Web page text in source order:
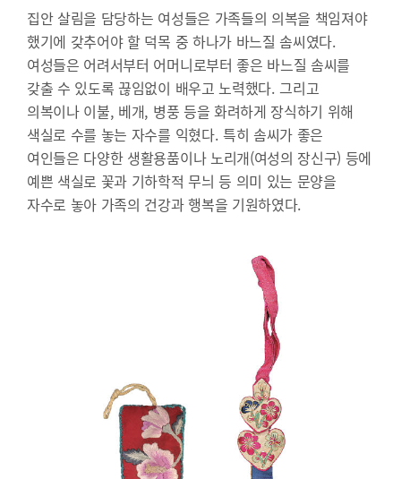
집안 살림을 담당하는 여성들은 가족들의 의복을 책임져야
했기에 갖추어야 할 덕목 중 하나가 바느질 솜씨였다.
여성들은 어려서부터 어머니로부터 좋은 바느질 솜씨를
갖출 수 있도록 끊임없이 배우고 노력했다. 그리고
의복이나 이불, 베개, 병풍 등을 화려하게 장식하기 위해
색실로 수를 놓는 자수를 익혔다. 특히 솜씨가 좋은
여인들은 다양한 생활용품이나 노리개(여성의 장신구) 등에
예쁜 색실로 꽃과 기하학적 무늬 등 의미 있는 문양을
자수로 놓아 가족의 건강과 행복을 기원하였다.